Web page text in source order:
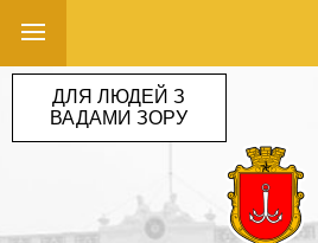
ДЛЯ ЛЮДЕЙ З
ВАДАМИ ЗОРУ